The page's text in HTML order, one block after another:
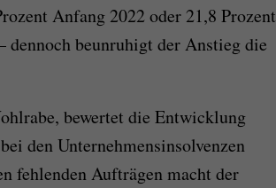
Anfang 2022 oder 21,8 Prozent
beunruhigt der Anstieg die
bewertet die Entwicklung
den Unternehmensinsolvenzen
fehlenden Aufträgen macht der